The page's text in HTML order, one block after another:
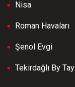
Nisa
Roman Havaları
Şenol Evgi
Tekirdağlı By